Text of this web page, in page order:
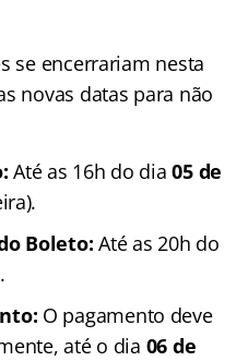
se encerrariam nesta
novas datas para não
Até as 16h do dia05 de
Boleto: Até as 20h do
.
O pagamento deve
até o dia 06 de